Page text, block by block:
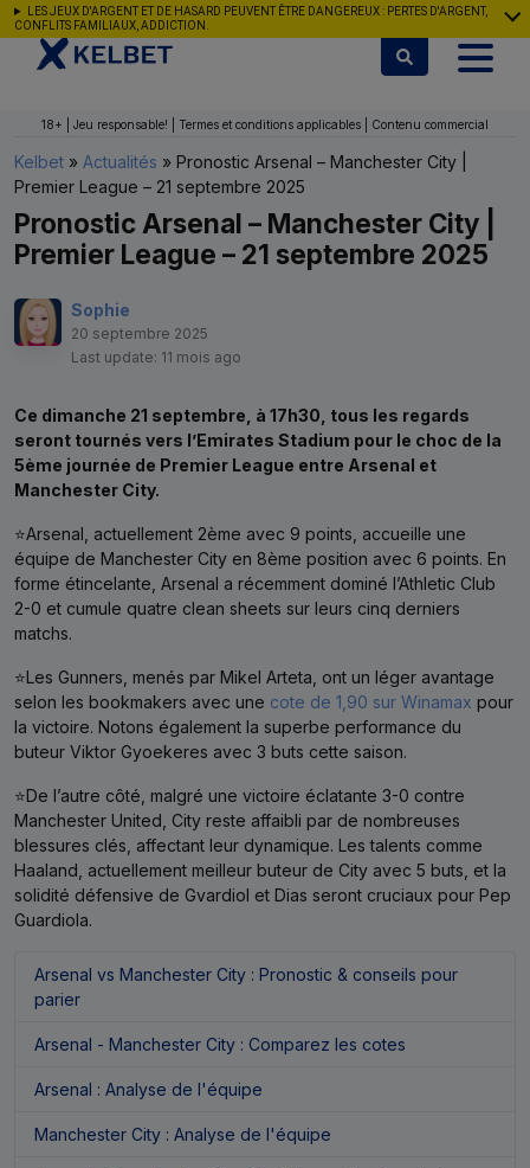
Aller au contenu
LES JEUX D'ARGENT ET DE HASARD PEUVENT ÊTRE DANGEREUX : PERTES D'ARGENT,
CONFLITS FAMILIAUX, ADDICTION.
18+ | Jeu responsable! | Termes et conditions applicables | Contenu commercial
Kelbet » Actualités » Pronostic Arsenal – Manchester City |
Premier League – 21 septembre 2025
Pronostic Arsenal – Manchester City |
Premier League – 21 septembre 2025
Sophie
20 septembre 2025
Last update: 11 mois ago
Ce dimanche 21 septembre, à 17h30, tous les regards
seront tournés vers l’Emirates Stadium pour le choc de la
5ème journée de Premier League entre Arsenal et
Manchester City.
⭐Arsenal, actuellement 2ème avec 9 points, accueille une
équipe de Manchester City en 8ème position avec 6 points. En
forme étincelante, Arsenal a récemment dominé l’Athletic Club
2-0 et cumule quatre clean sheets sur leurs cinq derniers
matchs.
⭐Les Gunners, menés par Mikel Arteta, ont un léger avantage
selon les bookmakers avec une cote de 1,90 sur Winamax pour
la victoire. Notons également la superbe performance du
buteur Viktor Gyoekeres avec 3 buts cette saison.
⭐De l’autre côté, malgré une victoire éclatante 3-0 contre
Manchester United, City reste affaibli par de nombreuses
blessures clés, affectant leur dynamique. Les talents comme
Haaland, actuellement meilleur buteur de City avec 5 buts, et la
solidité défensive de Gvardiol et Dias seront cruciaux pour Pep
Guardiola.
Arsenal vs Manchester City : Pronostic & conseils pour
parier
Arsenal - Manchester City : Comparez les cotes
Arsenal : Analyse de l'équipe
Manchester City : Analyse de l'équipe